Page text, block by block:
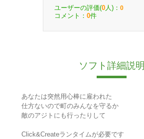
ユーザーの評価(0 人)： 0
コメント： 0件
ソフト詳細説明
あなたは突然用心棒に雇われた
仕方ないので町のみんなを守るか
敵のアジトにも行ったりして
Click&Createランタイムが必要です